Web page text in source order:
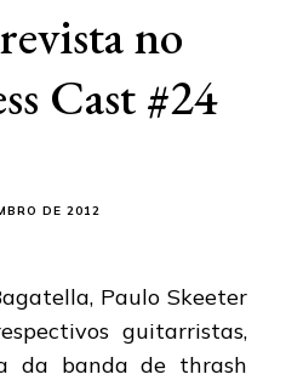
no
Cast #24
DE 2012
Paulo Skeeter
guitarristas,
da banda de thrash